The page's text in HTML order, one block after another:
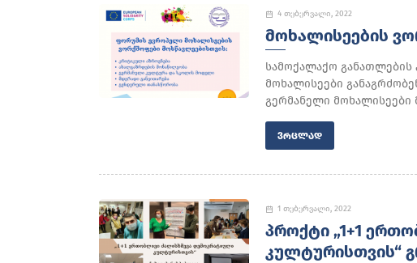
4 თებერვალი, 2022
ᲛᲝᲮᲐᲚᲘᲡᲔᲔᲑᲘᲡ
სამოქალაქო
მოხალისეები
გერმანელი
ᲕᲠᲪᲚᲐᲓ
1 თებერვალი, 2022
ᲞᲠᲝᲥᲢᲘ „1+1
ᲙᲣᲚᲢᲣᲠᲘᲡᲗᲕᲘᲡ“